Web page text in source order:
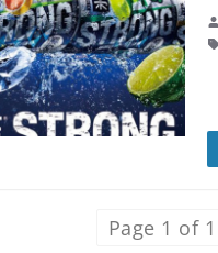
Page 1 of 1